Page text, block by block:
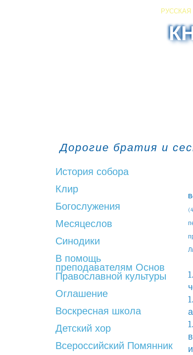
Дорогие братия и
История собора
Клир
Богослужения
Месяцеслов
Синодики
В помощь
преподавателям Основ
Православной культуры
Оглашение
Воскресная школа
Детский хор
Всероссийский Помянник